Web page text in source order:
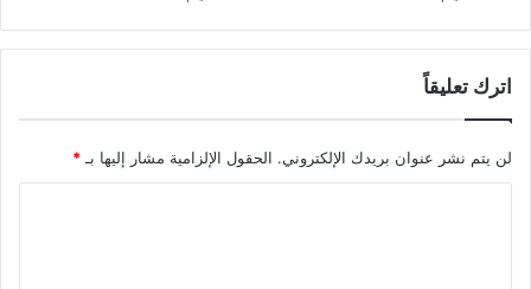
اترك تعليقاً
لن يتم نشر عنوان بريدك الإلكتروني. الحقول الإلزامية مشار إليها بـ *